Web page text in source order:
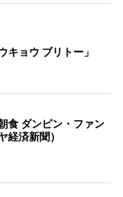
キョウ ブリトー」
食 ダンピン・ファン
経済新聞）